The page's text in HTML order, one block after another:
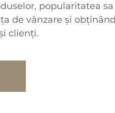
popularitatea
de vânzare și obținând
clienți.